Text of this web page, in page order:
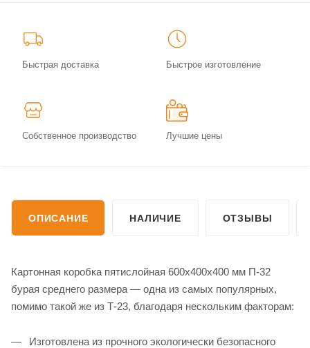
Быстрая доставка Быстрое изготовление
Собственное производство Лучшие цены
ОПИСАНИЕ НАЛИЧИЕ ОТЗЫВЫ
Картонная коробка пятислойная 600х400х400 мм П-32
бурая среднего размера — одна из самых популярных,
помимо такой же из Т-23, благодаря нескольким факторам:
Изготовлена из прочного экологически безопасного